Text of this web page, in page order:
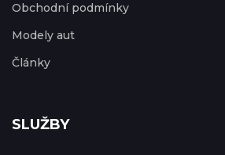
Obchodní podmínky
Modely aut
Články
SLUŽBY